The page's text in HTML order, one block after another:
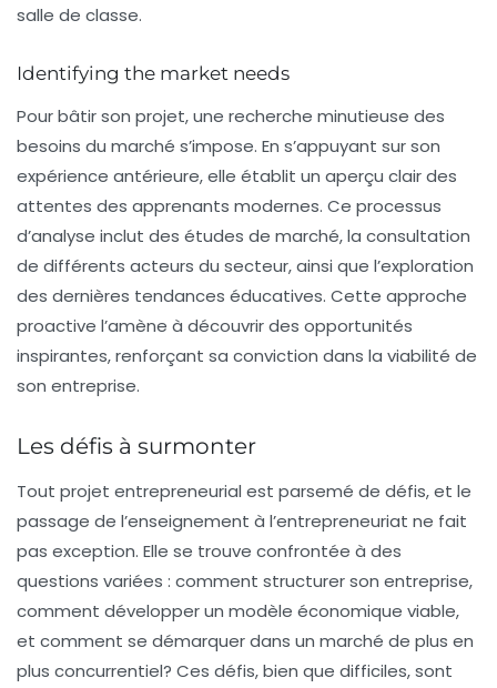
salle de classe.
Identifying the market needs
Pour bâtir son projet, une recherche minutieuse des
besoins du marché s’impose. En s’appuyant sur son
expérience antérieure, elle établit un aperçu clair des
attentes des apprenants modernes. Ce processus
d’analyse inclut des études de marché, la consultation
de différents acteurs du secteur, ainsi que l’exploration
des dernières tendances éducatives. Cette approche
proactive l’amène à découvrir des opportunités
inspirantes, renforçant sa conviction dans la viabilité de
son entreprise.
Les défis à surmonter
Tout projet entrepreneurial est parsemé de défis, et le
passage de l’enseignement à l’entrepreneuriat ne fait
pas exception. Elle se trouve confrontée à des
questions variées : comment structurer son entreprise,
comment développer un modèle économique viable,
et comment se démarquer dans un marché de plus en
plus concurrentiel? Ces défis, bien que difficiles, sont